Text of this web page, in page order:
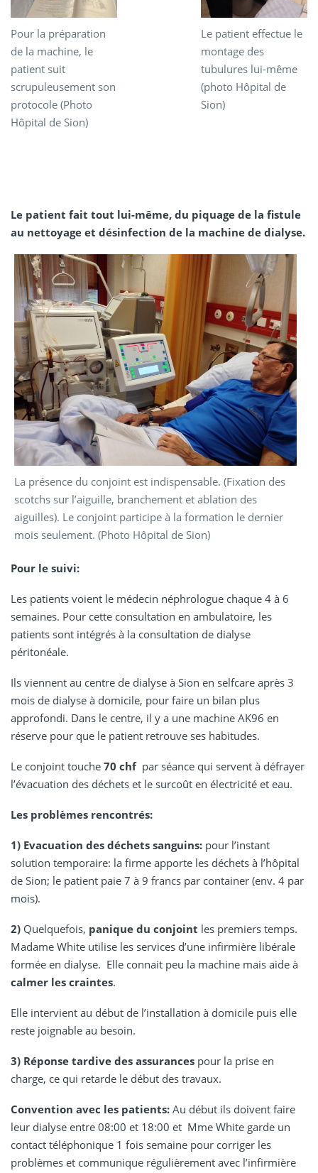
Pour la préparation
de la machine, le
patient suit
scrupuleusement son
protocole (Photo
Hôpital de Sion)
Le patient effectue le
montage des
tubulures lui-même
(photo Hôpital de
Sion)
Le patient fait tout lui-même, du piquage de la fistule
au nettoyage et désinfection de la machine de dialyse.
La présence du conjoint est indispensable. (Fixation des
scotchs sur l’aiguille, branchement et ablation des
aiguilles). Le conjoint participe à la formation le dernier
mois seulement. (Photo Hôpital de Sion)
Pour le suivi:
Les patients voient le médecin néphrologue chaque 4 à 6
semaines. Pour cette consultation en ambulatoire, les
patients sont intégrés à la consultation de dialyse
péritonéale.
Ils viennent au centre de dialyse à Sion en selfcare après 3
mois de dialyse à domicile, pour faire un bilan plus
approfondi. Dans le centre, il y a une machine AK96 en
réserve pour que le patient retrouve ses habitudes.
Le conjoint touche 70 chfpar séance qui servent à défrayer
l’évacuation des déchets et le surcoût en électricité et eau.
Les problèmes rencontrés:
1) Evacuation des déchets sanguins: pour l’instant
solution temporaire: la firme apporte les déchets à l’hôpital
de Sion; le patient paie 7 à 9 francs par container (env. 4 par
mois).
2) Quelquefois, panique du conjoint les premiers temps.
Madame White utilise les services d’une infirmière libérale
formée en dialyse. Elle connait peu la machine mais aide à
calmer les craintes.
Elle intervient au début de l’installation à domicile puis elle
reste joignable au besoin.
3) Réponse tardive des assurances pour la prise en
charge, ce qui retarde le début des travaux.
Convention avec les patients: Au début ils doivent faire
leur dialyse entre 08:00 et 18:00 et Mme White garde un
contact téléphonique 1 fois semaine pour corriger les
problèmes et communique régulièrement avec l’infirmière